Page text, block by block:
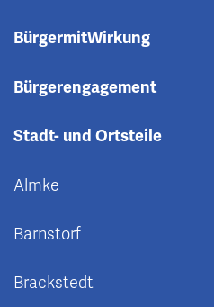
BürgermitWirkung
Bürgerengagement
Stadt- und Ortsteile
Almke
Barnstorf
Brackstedt